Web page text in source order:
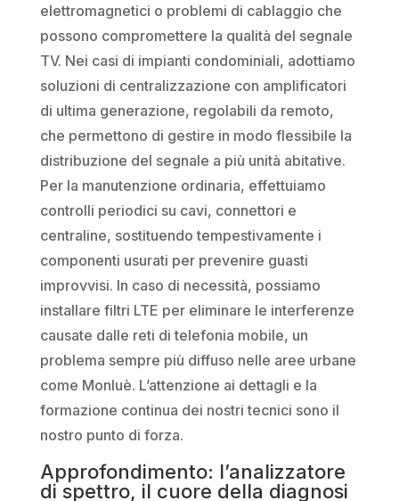
elettromagnetici o problemi di cablaggio che
possono compromettere la qualità del segnale
TV. Nei casi di impianti condominiali, adottiamo
soluzioni di centralizzazione con amplificatori
di ultima generazione, regolabili da remoto,
che permettono di gestire in modo flessibile la
distribuzione del segnale a più unità abitative.
Per la manutenzione ordinaria, effettuiamo
controlli periodici su cavi, connettori e
centraline, sostituendo tempestivamente i
componenti usurati per prevenire guasti
improvvisi. In caso di necessità, possiamo
installare filtri LTE per eliminare le interferenze
causate dalle reti di telefonia mobile, un
problema sempre più diffuso nelle aree urbane
come Monluè. L’attenzione ai dettagli e la
formazione continua dei nostri tecnici sono il
nostro punto di forza.
Approfondimento: l’analizzatore
di spettro, il cuore della diagnosi